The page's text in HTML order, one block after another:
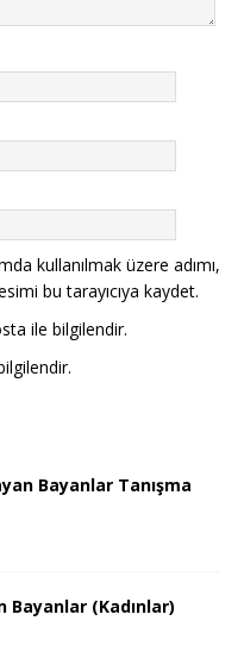
kullanılmak üzere adımı,
bu tarayıcıya kaydet.
ile bilgilendir.
Bayanlar Tanışma
(Kadınlar)